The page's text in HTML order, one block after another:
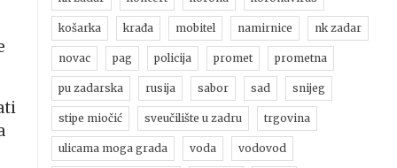
košarka krađa mobitel namirnice nk zadar
novac pag policija promet prometna
pu zadarska rusija sabor sad snijeg
stipe miočić sveučilište u zadru trgovina
ulicama moga grada voda vodovod